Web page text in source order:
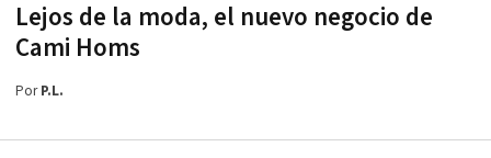
Lejos de la moda, el nuevo negocio de
Cami Homs
PorP.L.